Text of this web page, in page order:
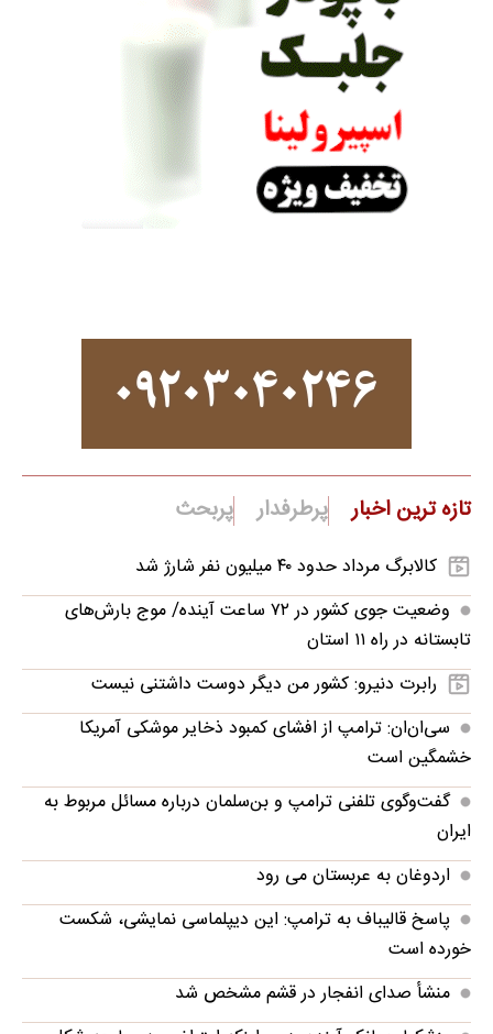
تازه ترین اخبار پرطرفدار پربحث
کالابرگ مرداد حدود ۴۰‌ میلیون نفر شارژ شد
وضعیت جوی کشور در ۷۲ ساعت آینده/ موج بارش‌های
تابستانه در راه ۱۱ استان
رابرت دنیرو: کشور من دیگر دوست داشتنی نیست
سی‌ان‌ان: ترامپ از افشای کمبود ذخایر موشکی آمریکا
خشمگین است
گفت‌وگوی تلفنی ترامپ و بن‌سلمان درباره مسائل مربوط به
ایران
اردوغان به عربستان می رود
پاسخ قالیباف به ترامپ: این دیپلماسی نمایشی، شکست
خورده است
منشأ صدای انفجار در قشم مشخص شد